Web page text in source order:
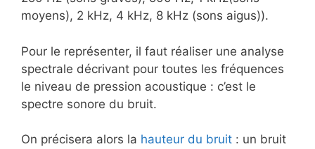
moyens), 2 kHz, 4 kHz, 8 kHz (sons aigus)).
Pour le représenter, il faut réaliser une analyse
spectrale décrivant pour toutes les fréquences
le niveau de pression acoustique : c’est le
spectre sonore du bruit.
On précisera alors la hauteur du bruit : un bruit